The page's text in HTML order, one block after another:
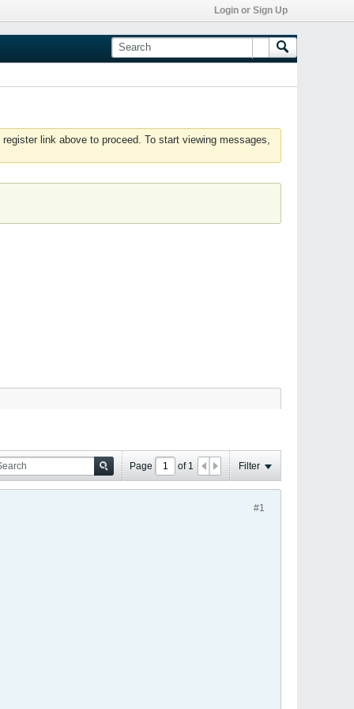
Login or Sign Up
link above to proceed. To start viewing messages,
Page of 1 Filter
#1